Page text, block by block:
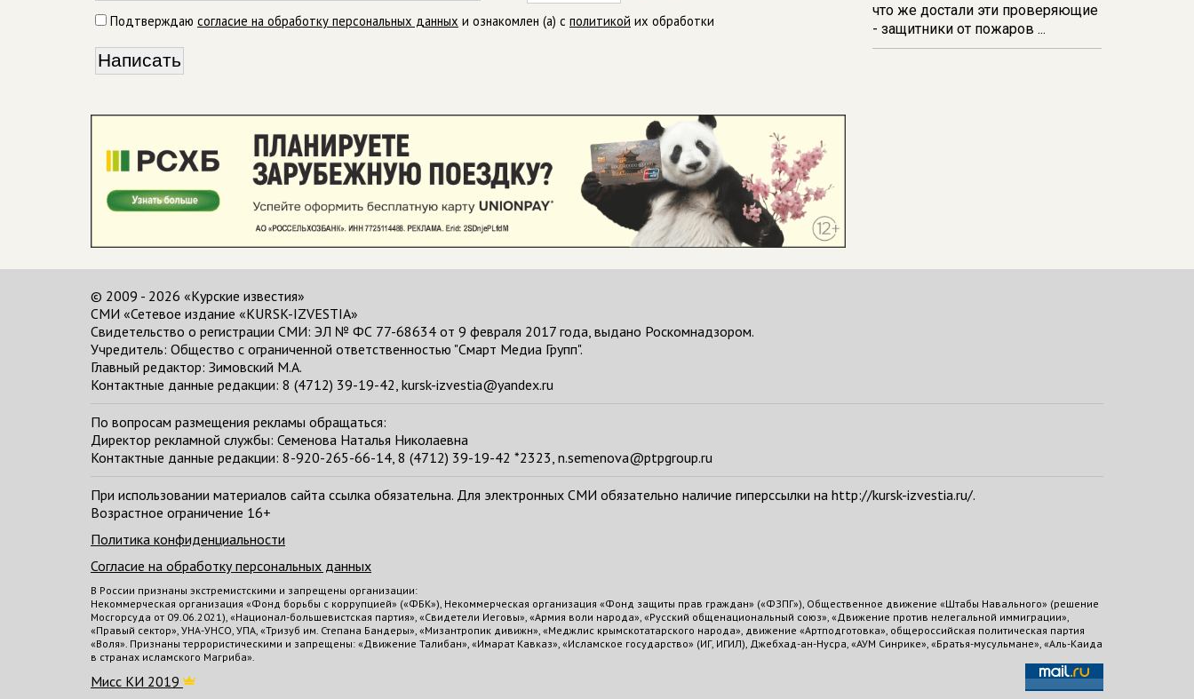
Подтверждаю согласие на обработку персональных данных и ознакомлен (а) с политикой их обработки
что же достали эти проверяющие
- защитники от пожаров ...
© 2009 - 2026 «Курские известия»
СМИ «Сетевое издание «KURSK-IZVESTIA»
Свидетельство о регистрации СМИ: ЭЛ № ФС 77-68634 от 9 февраля 2017 года, выдано Роскомнадзором.
Учредитель: Общество с ограниченной ответственностью "Смарт Медиа Групп".
Главный редактор: Зимовский М.А.
Контактные данные редакции: 8 (4712) 39-19-42, kursk-izvestia@yandex.ru
По вопросам размещения рекламы обращаться:
Директор рекламной службы: Семенова Наталья Николаевна
Контактные данные редакции: 8-920-265-66-14, 8 (4712) 39-19-42 *2323, n.semenova@ptpgroup.ru
При использовании материалов сайта ссылка обязательна. Для электронных СМИ обязательно наличие гиперссылки на http://kursk-izvestia.ru/.
Возрастное ограничение 16+
Политика конфиденциальности
Согласие на обработку персональных данных
В России признаны экстремистскими и запрещены организации:
Некоммерческая организация «Фонд борьбы с коррупцией» («ФБК»), Некоммерческая организация «Фонд защиты прав граждан» («ФЗПГ»), Общественное движение «Штабы Навального» (решение
Мосгорсуда от 09.06.2021), «Национал-большевистская партия», «Свидетели Иеговы», «Армия воли народа», «Русский общенациональный союз», «Движение против нелегальной иммиграции»,
«Правый сектор», УНА-УНСО, УПА, «Тризуб им. Степана Бандеры», «Мизантропик дивижн», «Меджлис крымскотатарского народа», движение «Артподготовка», общероссийская политическая партия
«Воля». Признаны террористическими и запрещены: «Движение Талибан», «Имарат Кавказ», «Исламское государство» (ИГ, ИГИЛ), Джебхад-ан-Нусра, «АУМ Синрике», «Братья-мусульмане», «Аль-Каида
в странах исламского Магриба».
Мисс КИ 2019